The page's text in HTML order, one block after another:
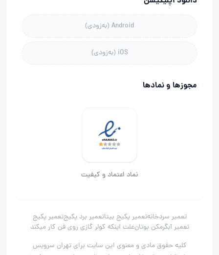
Android (به‌زودی)
iOS (به‌زودی)
مجوز‌ها و نماد‌ها
نماد اعتماد و کیفیت
تعمیر سردخانهتعمیر پکیج بیتاتعمیر برد پکیجتعمیر پکیج
تعمیر آبگرمکن بوتانعلت اینکه کولر گازی روی فن کار میکند
کلیه حقوق مادی و معنوی این سایت برای تهران سرویس